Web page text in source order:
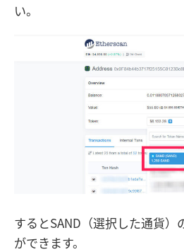
い。
するとSAND（選択した通貨）
ができます。